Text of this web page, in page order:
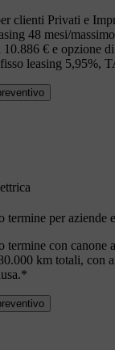
clienti Privati e
48 mesi/
10.886 € e opzione
leasing 5,95%,
termine per aziende
termine con canone
km totali, con